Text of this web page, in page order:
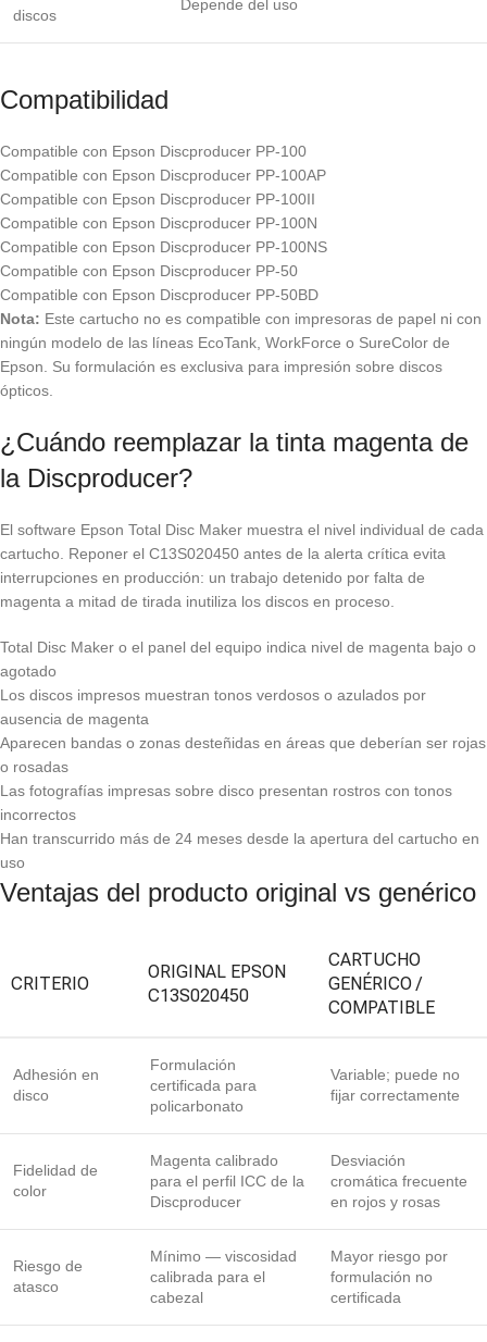
discos
Depende del uso
Compatibilidad
Compatible con Epson Discproducer PP-100
Compatible con Epson Discproducer PP-100AP
Compatible con Epson Discproducer PP-100II
Compatible con Epson Discproducer PP-100N
Compatible con Epson Discproducer PP-100NS
Compatible con Epson Discproducer PP-50
Compatible con Epson Discproducer PP-50BD
Nota: Este cartucho no es compatible con impresoras de papel ni con
ningún modelo de las líneas EcoTank, WorkForce o SureColor de
Epson. Su formulación es exclusiva para impresión sobre discos
ópticos.
¿Cuándo reemplazar la tinta magenta de
la Discproducer?
El software Epson Total Disc Maker muestra el nivel individual de cada
cartucho. Reponer el C13S020450 antes de la alerta crítica evita
interrupciones en producción: un trabajo detenido por falta de
magenta a mitad de tirada inutiliza los discos en proceso.
Total Disc Maker o el panel del equipo indica nivel de magenta bajo o
agotado
Los discos impresos muestran tonos verdosos o azulados por
ausencia de magenta
Aparecen bandas o zonas desteñidas en áreas que deberían ser rojas
o rosadas
Las fotografías impresas sobre disco presentan rostros con tonos
incorrectos
Han transcurrido más de 24 meses desde la apertura del cartucho en
uso
Ventajas del producto original vs genérico
CRITERIO
ORIGINAL EPSON
C13S020450
CARTUCHO
GENÉRICO /
COMPATIBLE
Adhesión en
disco
Formulación
certificada para
policarbonato
Variable; puede no
fijar correctamente
Fidelidad de
color
Magenta calibrado
para el perfil ICC de la
Discproducer
Desviación
cromática frecuente
en rojos y rosas
Riesgo de
atasco
Mínimo — viscosidad
calibrada para el
cabezal
Mayor riesgo por
formulación no
certificada